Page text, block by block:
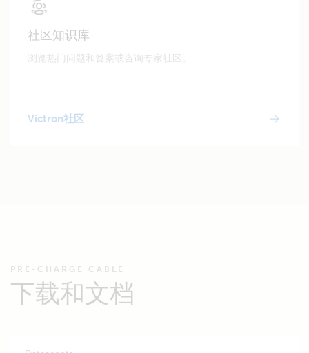
社区知识库
浏览热门问题和答案或咨询专家社区。
Victron社区
PRE-CHARGE CABLE
下载和文档